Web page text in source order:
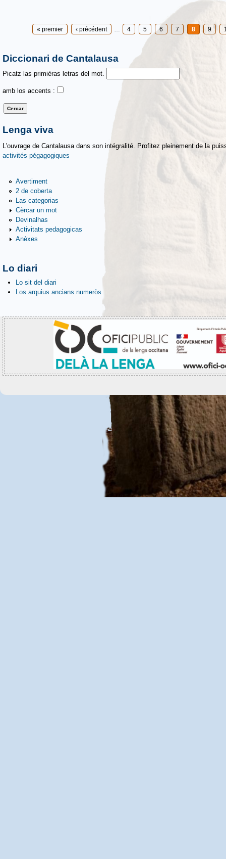
« premier ‹ précédent 4 5 6 7 8 9
Diccionari de Cantalausa
Picatz las primièras letras del mot.
amb los accents :
Lenga viva
L'ouvrage de Cantalausa dans son intégralité. Profitez pleinement de la
activités pégagogiques
Avertiment
2 de coberta
Las categorias
Cèrcar un mot
Devinalhas
Activitats pedagogicas
Anèxes
Lo diari
Lo sit del diari
Los arquius ancians numeròs